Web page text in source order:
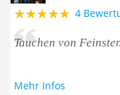
4
Tauchen von
Mehr Infos